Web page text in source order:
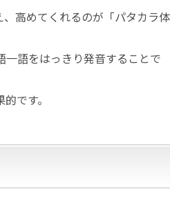
高めてくれるのが「パタカラ体
語をはっきり発音することで
です。